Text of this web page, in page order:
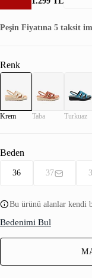
Peşin Fiyatına 5 taksit
Renk
Krem Taba Turkuaz
Beden
36 37
Bu ürünü alanlar kendi
Bedenimi Bul